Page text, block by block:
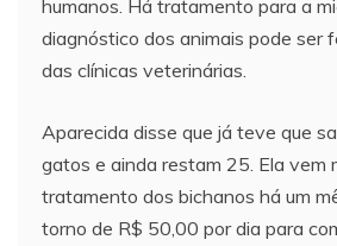
humanos. Há tratamento para a
diagnóstico dos animais pode ser
das clínicas veterinárias.
Aparecida disse que já teve que
gatos e ainda restam 25. Ela vem
tratamento dos bichanos há um
torno de R$ 50,00 por dia para